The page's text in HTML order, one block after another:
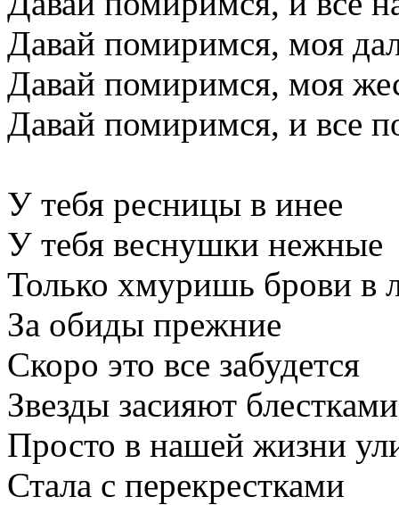
Давай помиримся, моя
Давай помиримся, моя
Давай помиримся, и все
У тебя ресницы в инее
У тебя веснушки нежные
Только хмуришь брови в
За обиды прежние
Скоро это все забудется
Звезды засияют блестками
Просто в нашей жизни
Стала с перекрестками